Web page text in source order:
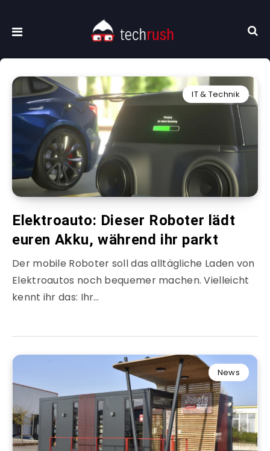
IT & Technik
Elektroauto: Dieser Roboter lädt
euren Akku, während ihr parkt
Der mobile Roboter soll das alltägliche Laden von
Elektroautos noch bequemer machen. Vielleicht
kennt ihr das: Ihr…
News